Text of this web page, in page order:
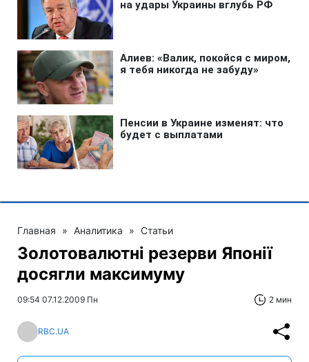
Главная » Аналитика » Статьи
Золотовалютні резерви Японії
досягли максимуму
09:54 07.12.2009 Пн 2 мин
RBC.UA